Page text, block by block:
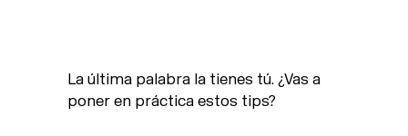
La última palabra la tienes tú. ¿Vas a
poner en práctica estos tips?